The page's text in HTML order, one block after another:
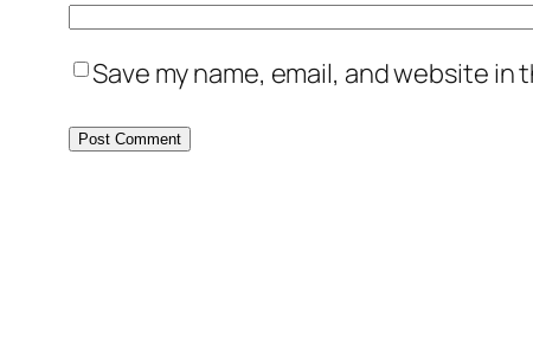
Save my name, email, and website